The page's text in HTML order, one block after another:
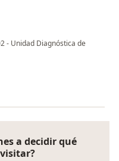
- Unidad Diagnóstica de
a decidir qué